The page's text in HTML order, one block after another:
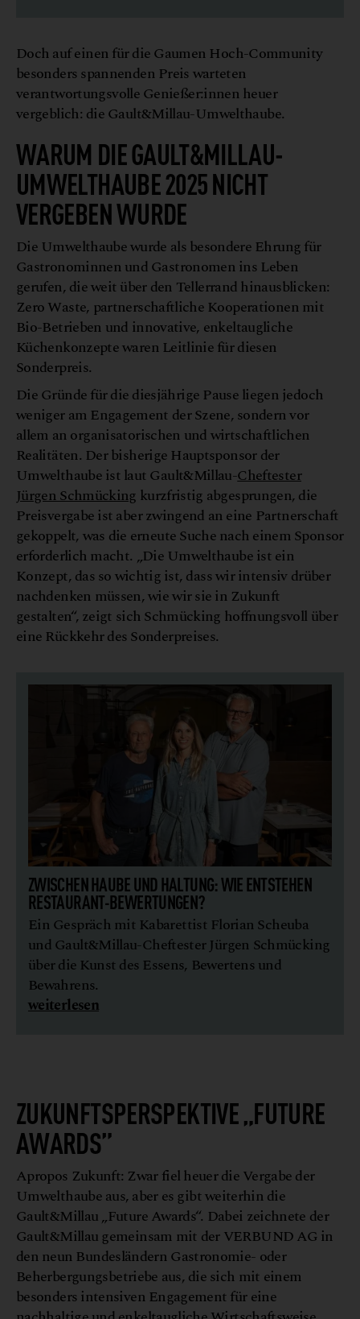
Doch auf einen für die Gaumen Hoch-Community
besonders spannenden Preis warteten
verantwortungsvolle Genießer:innen heuer
vergeblich: die Gault&Millau-Umwelthaube.
WARUM DIE GAULT&MILLAU-
UMWELTHAUBE 2025 NICHT
VERGEBEN WURDE
Die Umwelthaube wurde als besondere Ehrung für
Gastronominnen und Gastronomen ins Leben
gerufen, die weit über den Tellerrand hinausblicken:
Zero Waste, partnerschaftliche Kooperationen mit
Bio-Betrieben und innovative, enkeltaugliche
Küchenkonzepte waren Leitlinie für diesen
Sonderpreis.
Die Gründe für die diesjährige Pause liegen jedoch
weniger am Engagement der Szene, sondern vor
allem an organisatorischen und wirtschaftlichen
Realitäten. Der bisherige Hauptsponsor der
Umwelthaube ist laut Gault&Millau-Cheftester
Jürgen Schmücking kurzfristig abgesprungen, die
Preisvergabe ist aber zwingend an eine Partnerschaft
gekoppelt, was die erneute Suche nach einem Sponsor
erforderlich macht. „Die Umwelthaube ist ein
Konzept, das so wichtig ist, dass wir intensiv drüber
nachdenken müssen, wie wir sie in Zukunft
gestalten“, zeigt sich Schmücking hoffnungsvoll über
eine Rückkehr des Sonderpreises.
ZWISCHEN HAUBE UND HALTUNG: WIE ENTSTEHEN
RESTAURANT-BEWERTUNGEN?
Ein Gespräch mit Kabarettist Florian Scheuba
und Gault&Millau-Cheftester Jürgen Schmücking
über die Kunst des Essens, Bewertens und
Bewahrens.
weiterlesen
ZUKUNFTSPERSPEKTIVE„FUTURE
AWARDS”
Apropos Zukunft: Zwar fiel heuer die Vergabe der
Umwelthaube aus, aber es gibt weiterhin die
Gault&Millau „Future Awards“. Dabei zeichnete der
Gault&Millau gemeinsam mit der VERBUND AG in
den neun Bundesländern Gastronomie- oder
Beherbergungsbetriebe aus, die sich mit einem
besonders intensiven Engagement für eine